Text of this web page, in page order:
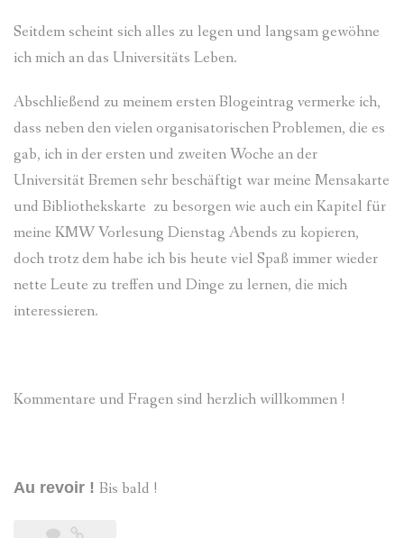
Seitdem scheint sich alles zu legen und langsam gewöhne
ich mich an das Universitäts Leben.
Abschließend zu meinem ersten Blogeintrag vermerke ich,
dass neben den vielen organisatorischen Problemen, die es
gab, ich in der ersten und zweiten Woche an der
Universität Bremen sehr beschäftigt war meine Mensakarte
und Bibliothekskarte zu besorgen wie auch ein Kapitel für
meine KMW Vorlesung Dienstag Abends zu kopieren,
doch trotz dem habe ich bis heute viel Spaß immer wieder
nette Leute zu treffen und Dinge zu lernen, die mich
interessieren.
Kommentare und Fragen sind herzlich willkommen !
Au revoir ! Bis bald !